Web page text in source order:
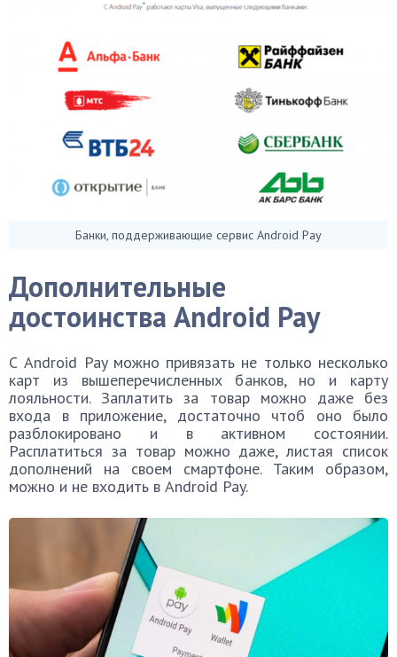
Банки, поддерживающие сервис Android Pay
Дополнительные
достоинства Android Pay
С Android Pay можно привязать не только несколько
карт из вышеперечисленных банков, но и карту
лояльности. Заплатить за товар можно даже без
входа в приложение, достаточно чтоб оно было
разблокировано и в активном состоянии.
Расплатиться за товар можно даже, листая список
дополнений на своем смартфоне. Таким образом,
можно и не входить в Android Pay.